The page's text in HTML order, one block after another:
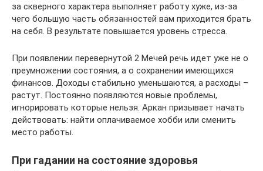
за скверного характера выполняет работу хуже, из-за
чего большую часть обязанностей вам приходится брать
на себя. В результате повышается уровень стресса.
При появлении перевернутой 2 Мечей речь идет уже не о
преумножении состояния, а о сохранении имеющихся
финансов. Доходы стабильно уменьшаются, а расходы –
растут. Постоянно появляются новые проблемы,
игнорировать которые нельзя. Аркан призывает начать
действовать: найти оплачиваемое хобби или сменить
место работы.
При гадании на состояние здоровья